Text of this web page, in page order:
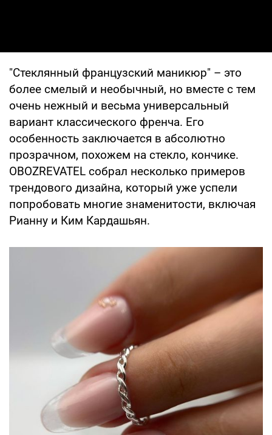
"Стеклянный французский маникюр" – это
более смелый и необычный, но вместе с тем
очень нежный и весьма универсальный
вариант классического френча. Его
особенность заключается в абсолютно
прозрачном, похожем на стекло, кончике.
OBOZREVATEL собрал несколько примеров
трендового дизайна, который уже успели
попробовать многие знаменитости, включая
Рианну и Ким Кардашьян.